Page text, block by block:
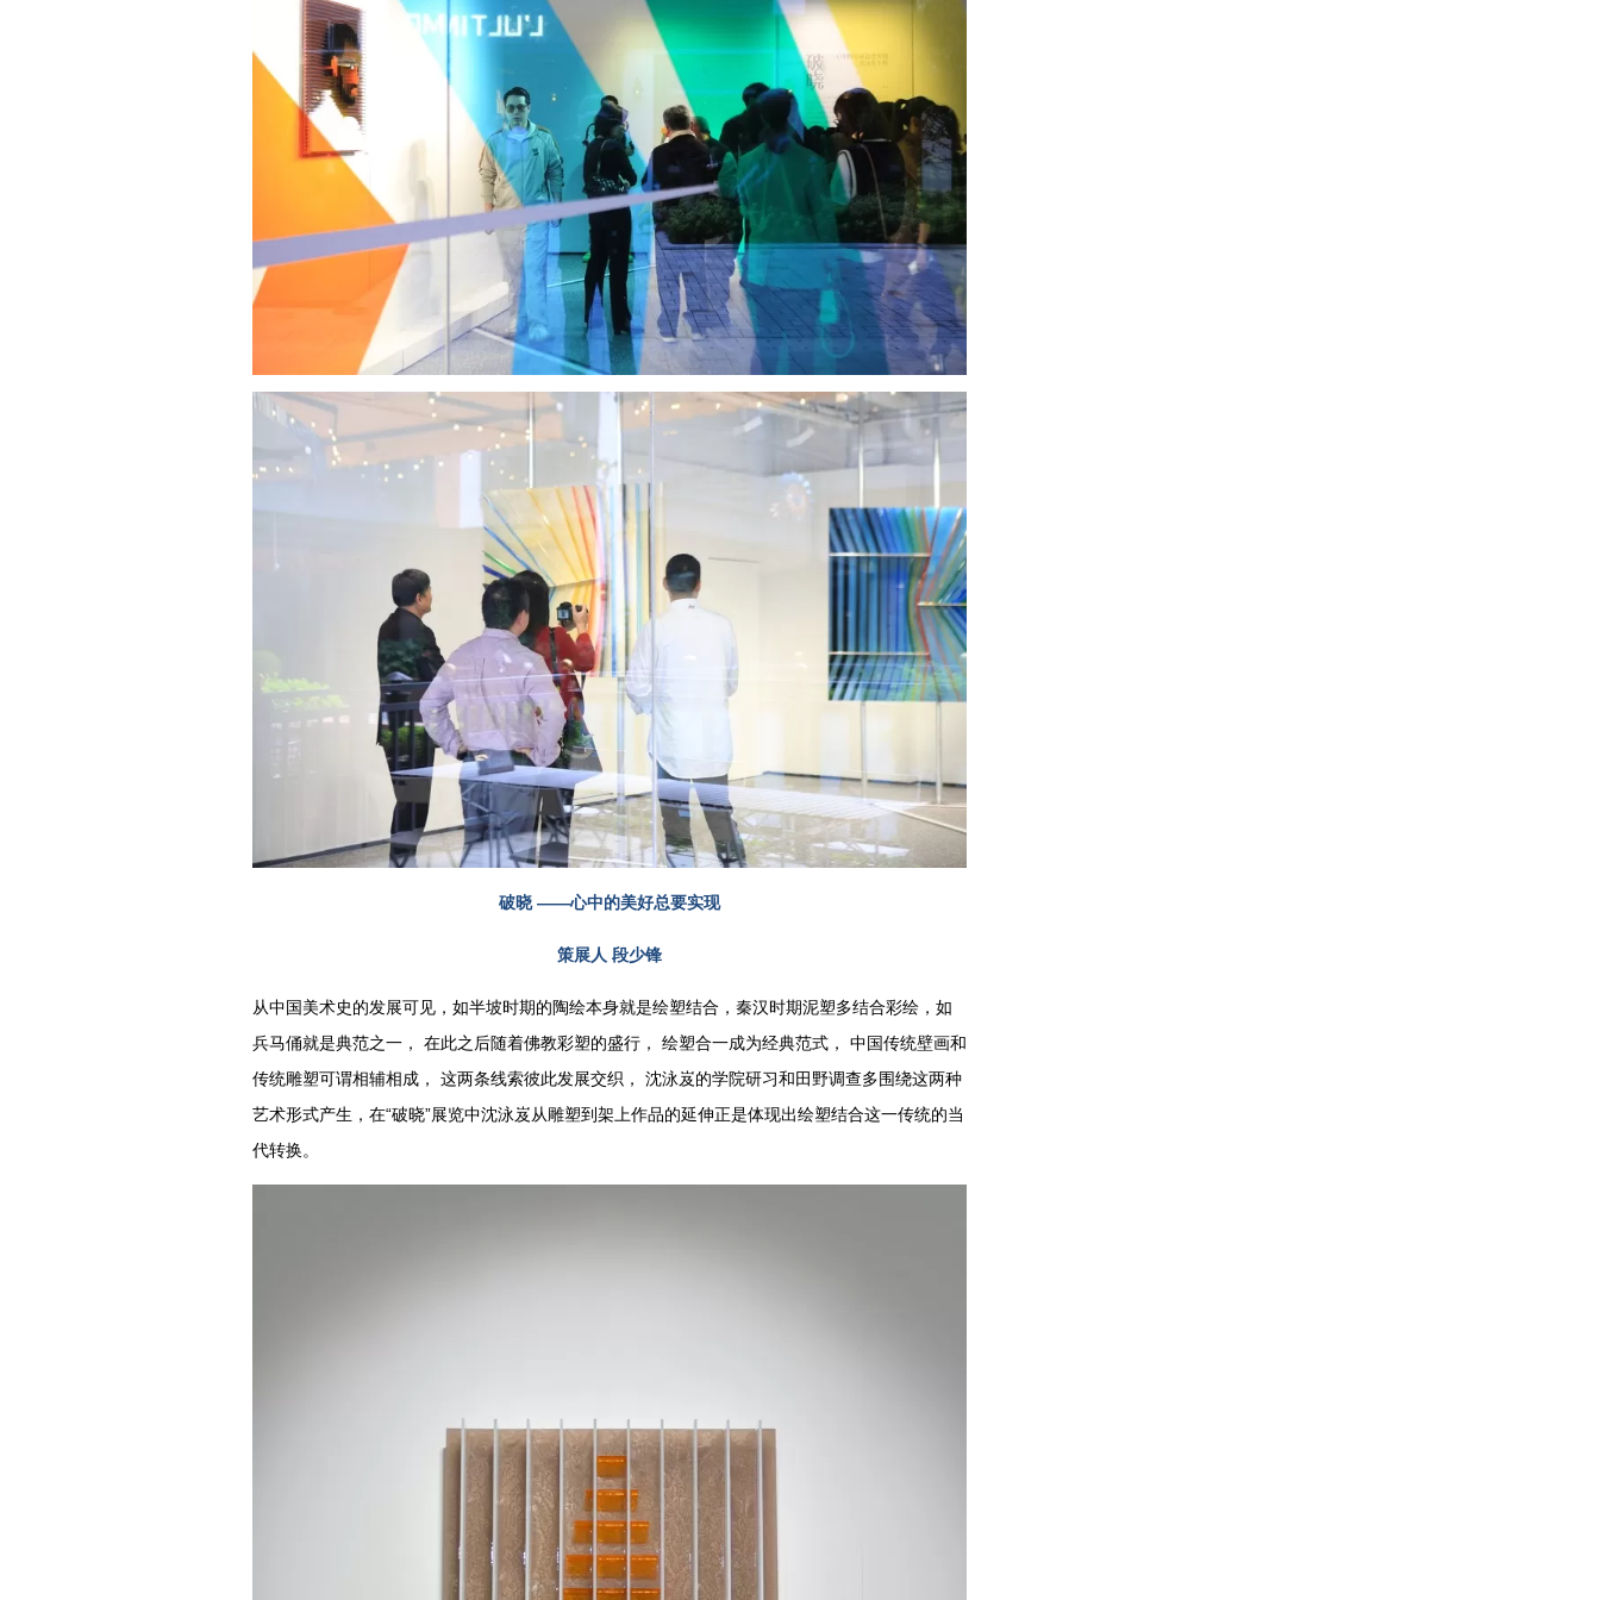
破晓 ——心中的美好总要实现
策展人 段少锋
从中国美术史的发展可见，如半坡时期的陶绘本身就是绘塑结合，秦汉时期泥塑多结合彩绘，如
兵马俑就是典范之一， 在此之后随着佛教彩塑的盛行， 绘塑合一成为经典范式， 中国传统壁画和
传统雕塑可谓相辅相成， 这两条线索彼此发展交织， 沈泳岌的学院研习和田野调查多围绕这两种
艺术形式产生，在“破晓”展览中沈泳岌从雕塑到架上作品的延伸正是体现出绘塑结合这一传统的当
代转换。